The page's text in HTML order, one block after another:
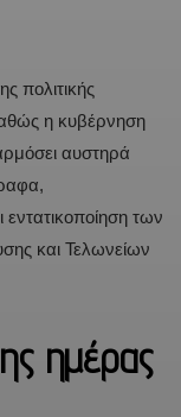
πολιτικής
η κυβέρνηση
αυστηρά
των
και Τελωνείων
ημέρας